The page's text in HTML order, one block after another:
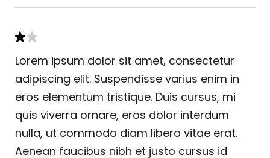
Lorem ipsum dolor sit amet, consectetur
adipiscing elit. Suspendisse varius enim in
eros elementum tristique. Duis cursus, mi
quis viverra ornare, eros dolor interdum
nulla, ut commodo diam libero vitae erat.
Aenean faucibus nibh et justo cursus id